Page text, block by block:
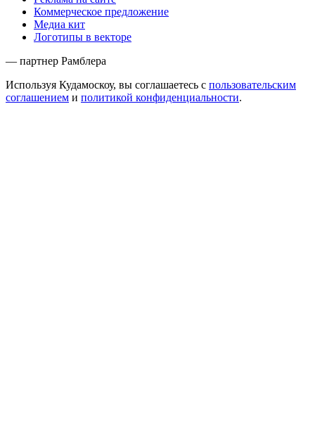
Коммерческое предложение
Медиа кит
Логотипы в векторе
— партнер Рамблера
Используя Кудамоскоу, вы соглашаетесь с пользовательским
соглашением и политикой конфиденциальности.